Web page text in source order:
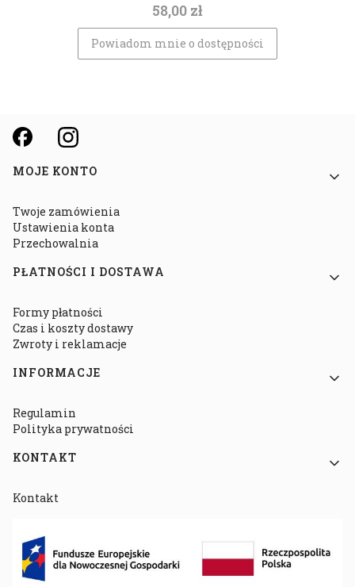
Cena
58,00 zł
Powiadom mnie o dostępności
Linki w stopce
MOJE KONTO
Twoje zamówienia
Ustawienia konta
Przechowalnia
PŁATNOŚCI I DOSTAWA
Formy płatności
Czas i koszty dostawy
Zwroty i reklamacje
INFORMACJE
Regulamin
Polityka prywatności
KONTAKT
Kontakt